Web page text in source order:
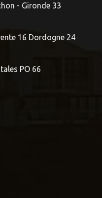
- Gironde 33
16 Dordogne 24
PO 66